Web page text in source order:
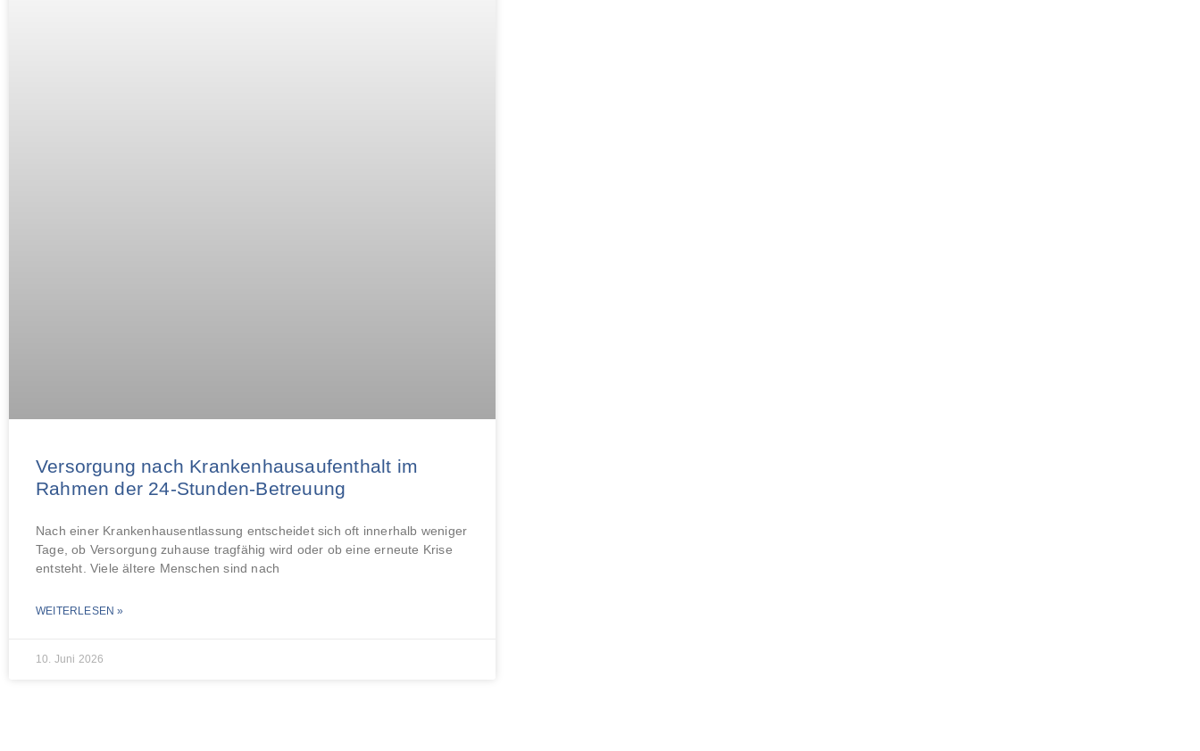
Versorgung nach Krankenhausaufenthalt im
Rahmen der 24-Stunden-Betreuung
Nach einer Krankenhausentlassung entscheidet sich oft innerhalb weniger
Tage, ob Versorgung zuhause tragfähig wird oder ob eine erneute Krise
entsteht. Viele ältere Menschen sind nach
WEITERLESEN »
10. Juni 2026